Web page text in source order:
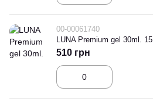
00-00061740
LUNA Premium gel 30ml. 15
510 грн